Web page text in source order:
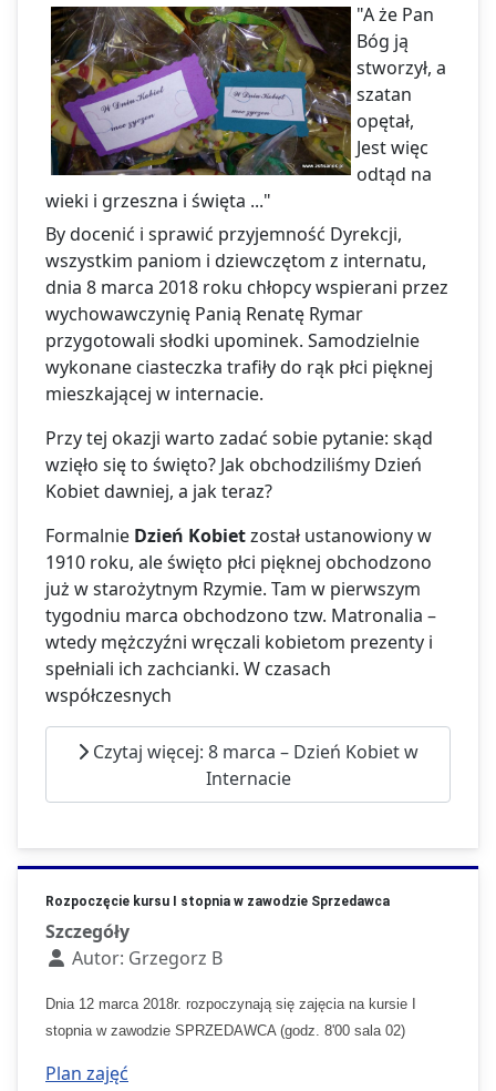
"A że Pan
Bóg ją
stworzył, a
szatan
opętał,
Jest więc
odtąd na
wieki i grzeszna i święta ..."
By docenić i sprawić przyjemność Dyrekcji,
wszystkim paniom i dziewczętom z internatu,
dnia 8 marca 2018 roku chłopcy wspierani przez
wychowawczynię Panią Renatę Rymar
przygotowali słodki upominek. Samodzielnie
wykonane ciasteczka trafiły do rąk płci pięknej
mieszkającej w internacie.
Przy tej okazji warto zadać sobie pytanie: skąd
wzięło się to święto? Jak obchodziliśmy Dzień
Kobiet dawniej, a jak teraz?
Formalnie Dzień Kobietzostał ustanowiony w
1910 roku, ale święto płci pięknej obchodzono
już w starożytnym Rzymie. Tam w pierwszym
tygodniu marca obchodzono tzw. Matronalia –
wtedy mężczyźni wręczali kobietom prezenty i
spełniali ich zachcianki. W czasach
współczesnych
Czytaj więcej: 8 marca – Dzień Kobiet w
Internacie
Rozpoczęcie kursu I stopnia w zawodzie Sprzedawca
Szczegóły
Autor: Grzegorz B
Dnia 12 marca 2018r. rozpoczynają się zajęcia na kursie I
stopnia w zawodzie SPRZEDAWCA (godz. 8'00 sala 02)
Plan zajęć